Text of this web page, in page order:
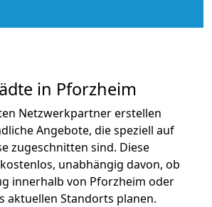
in Pforzheim
Netzwerkpartner erstellen
Angebote, die speziell auf
zugeschnitten sind. Diese
unabhängig davon, ob
innerhalb von Pforzheim oder
aktuellen Standorts planen.